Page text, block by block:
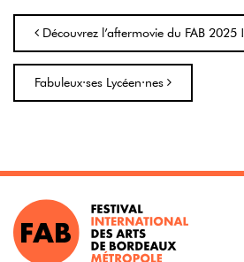
Navigation
Découvrez l’aftermovie du FAB 2025 !
Fabuleux·ses Lycéen·nes